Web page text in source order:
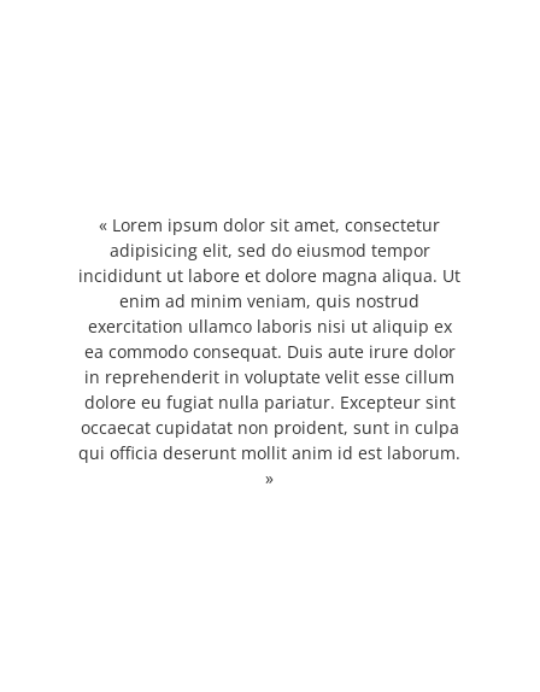
« Lorem ipsum dolor sit amet, consectetur
adipisicing elit, sed do eiusmod tempor
incididunt ut labore et dolore magna aliqua. Ut
enim ad minim veniam, quis nostrud
exercitation ullamco laboris nisi ut aliquip ex
ea commodo consequat. Duis aute irure dolor
in reprehenderit in voluptate velit esse cillum
dolore eu fugiat nulla pariatur. Excepteur sint
occaecat cupidatat non proident, sunt in culpa
qui officia deserunt mollit anim id est laborum.
»